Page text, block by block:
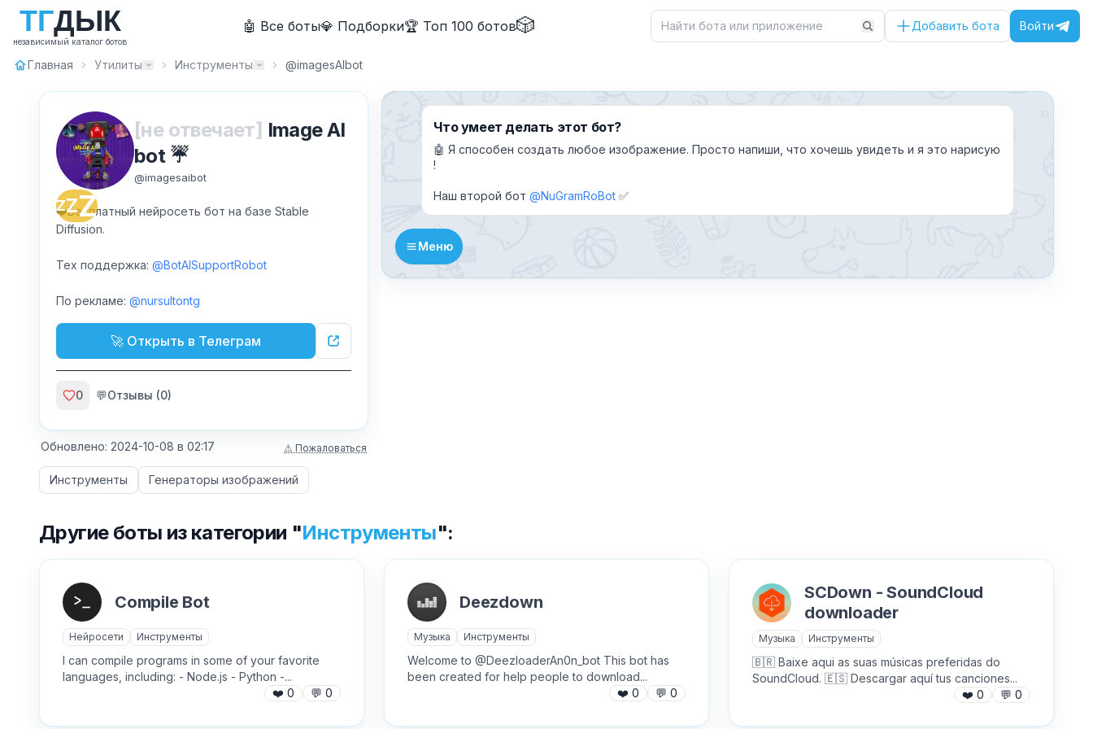
ТГДЫК
независимый каталог ботов
🤖 Все боты💎 Подборки🏆 Топ 100 ботов🎲 Добавить бота Войти
Главная Утилиты Инструменты @imagesAIbot
ZZZ
[не отвечает] Image AI
bot ☔️
@imagesaibot
❤️Бесплатный нейросеть бот на базе Stable
Diffusion.
Тех поддержка: @BotAISupportRobot
По рекламе: @nursultontg
🚀 Открыть в Телеграм
0 💬Отзывы (0)
Обновлено: 2024-10-08 в 02:17 ⚠ Пожаловаться
Инструменты Генераторы изображений
Что умеет делать этот бот?
🤖 Я способен создать любое изображение. Просто напиши, что хочешь увидеть и я это нарисую
!
Наш второй бот@NuGramRoBot ✅
Меню
Другие боты из категории "Инструменты":
Compile Bot
Нейросети Инструменты
I can compile programs in some of your favorite
languages, including: - Node.js - Python -...
❤️ 0 💬 0
Deezdown
Музыка Инструменты
Welcome to @DeezloaderAn0n_bot This bot has
been created for help people to download...
❤️ 0 💬 0
SCDown - SoundCloud
downloader
Музыка Инструменты
🇧🇷 Baixe aqui as suas músicas preferidas do
SoundCloud. 🇪🇸 Descargar aquí tus canciones...
❤️ 0 💬 0